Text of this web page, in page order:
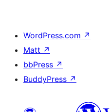
WordPress.com ↗
Matt ↗
bbPress ↗
BuddyPress ↗